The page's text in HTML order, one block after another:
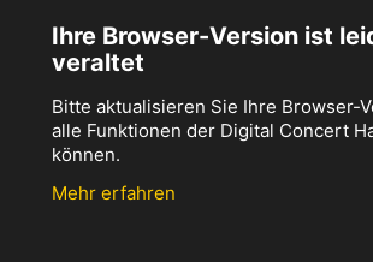
Ihre Browser-Version ist
veraltet
Bitte aktualisieren Sie Ihre Browser-
alle Funktionen der Digital Concert
können.
Mehr erfahren